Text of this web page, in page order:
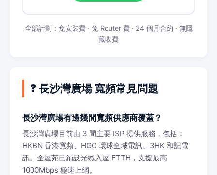
全部計劃：免安裝費 · 免 Router 費 · 24 個月合約 · 無隱
藏收費
❓ 長沙灣廣場 寬頻常見問題
長沙灣廣場有邊幾間寬頻供應商覆蓋？
長沙灣廣場目前由 3 間主要 ISP 提供服務，包括：
HKBN 香港寬頻、HGC 環球全域電訊、3HK 和記電
訊。全屋苑已鋪設光纖入屋 FTTH，支援最高
1000Mbps 極速上網。